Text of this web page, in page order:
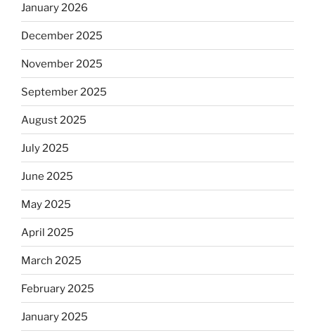
January 2026
December 2025
November 2025
September 2025
August 2025
July 2025
June 2025
May 2025
April 2025
March 2025
February 2025
January 2025